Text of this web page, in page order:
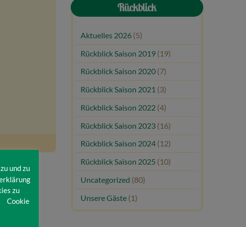
Rückblick
Aktuelles 2026 (5)
Rückblick Saison 2019 (19)
Rückblick Saison 2020 (7)
Rückblick Saison 2021 (3)
Rückblick Saison 2022 (4)
Rückblick Saison 2023 (16)
Rückblick Saison 2024 (12)
Rückblick Saison 2025 (10)
Uncategorized (80)
Unsere Gäste (1)
und zu
zu
Cookie